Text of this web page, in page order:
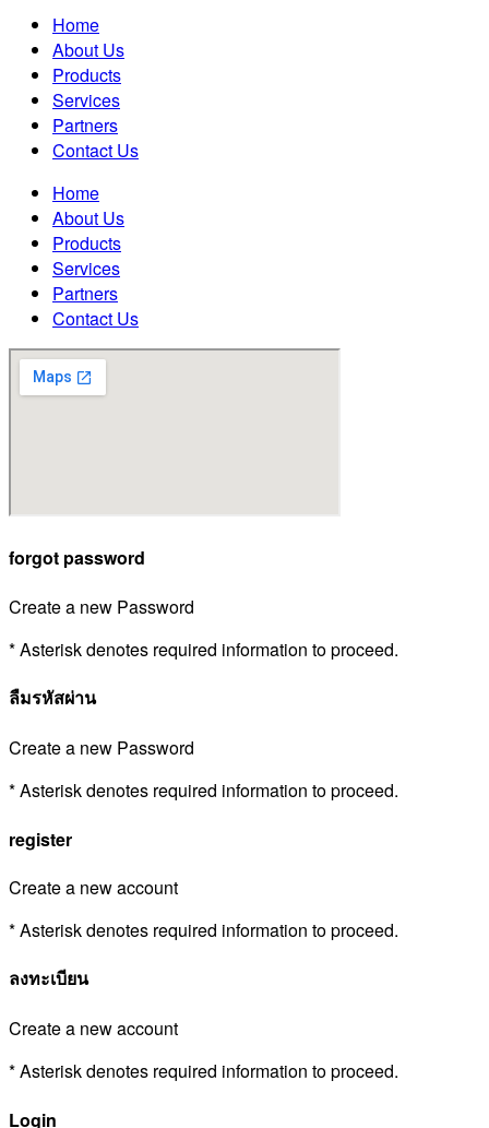
Home
About Us
Products
Services
Partners
Contact Us
Home
About Us
Products
Services
Partners
Contact Us
forgot password
Create a new Password
* Asterisk denotes required information to proceed.
ลืมรหัสผ่าน
Create a new Password
* Asterisk denotes required information to proceed.
register
Create a new account
* Asterisk denotes required information to proceed.
ลงทะเบียน
Create a new account
* Asterisk denotes required information to proceed.
Login